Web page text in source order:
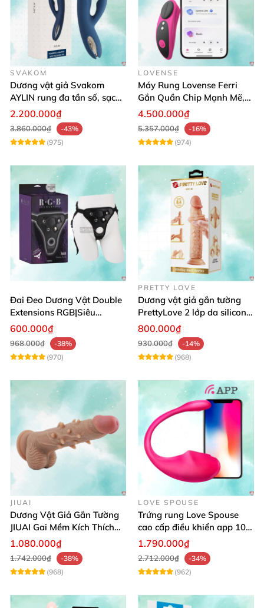
SVAKOM
Dương vật giả Svakom
AYLIN rung đa tần số, sạc
pin chống nước
2.200.000₫
3.860.000₫
-43%
(975)
LOVENSE
Máy Rung Lovense Ferri
Gắn Quần Chip Mạnh Mẽ,
Điều Khiển Qua App
4.500.000₫
5.357.000₫
-16%
(974)
Đai Đeo Dương Vật Double
Extensions RGB|Siêu
Bền|Cảm Giác Thật
600.000₫
968.000₫
-38%
(970)
PRETTY LOVE
Dương vật giả gắn tường
PrettyLove 2 lớp da silicon
mềm mịn không rung
800.000₫
930.000₫
-14%
(968)
JIUAI
Dương Vật Giả Gắn Tường
JIUAI Gai Mềm Kích Thích
Điểm G Siêu Mượt
1.080.000₫
1.742.000₫
-38%
(968)
LOVE SPOUSE
Trứng rung Love Spouse
cao cấp điều khiển app 10
chế độ rung cực khoái toàn
1.790.000₫
2.712.000₫
-34%
(962)